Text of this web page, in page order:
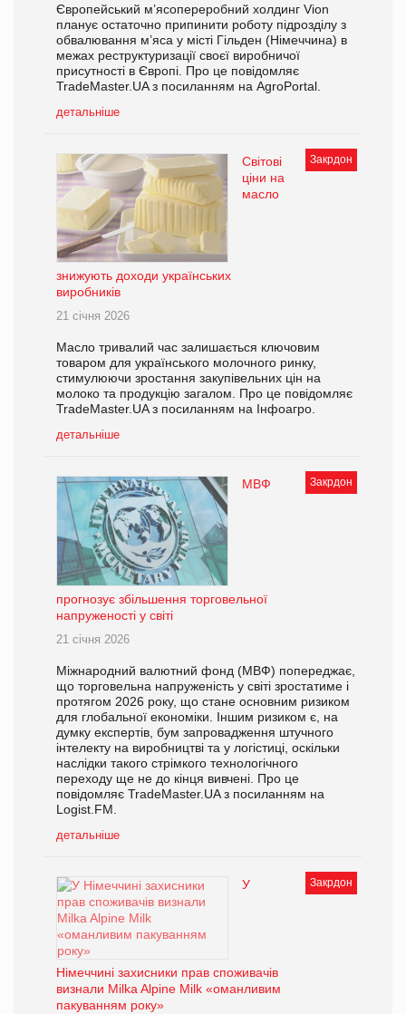
Європейський м’ясопереробний холдинг Vion
планує остаточно припинити роботу підрозділу з
обвалювання м’яса у місті Гільден (Німеччина) в
межах реструктуризації своєї виробничої
присутності в Європі. Про це повідомляє
TradeMaster.UA з посиланням на AgroPortal.
детальніше
Закрдон
Світові
ціни на
масло
знижують доходи українських
виробників
21 січня 2026
Масло тривалий час залишається ключовим
товаром для українського молочного ринку,
стимулюючи зростання закупівельних цін на
молоко та продукцію загалом. Про це повідомляє
TradeMaster.UA з посиланням на Інфоагро.
детальніше
Закрдон
МВФ
прогнозує збільшення торговельної
напруженості у світі
21 січня 2026
Міжнародний валютний фонд (МВФ) попереджає,
що торговельна напруженість у світі зростатиме і
протягом 2026 року, що стане основним ризиком
для глобальної економіки. Іншим ризиком є, на
думку експертів, бум запровадження штучного
інтелекту на виробництві та у логістиці, оскільки
наслідки такого стрімкого технологічного
переходу ще не до кінця вивчені. Про це
повідомляє TradeMaster.UA з посиланням на
Logist.FM.
детальніше
Закрдон
У
Німеччині захисники прав споживачів
визнали Milka Alpine Milk «оманливим
пакуванням року»